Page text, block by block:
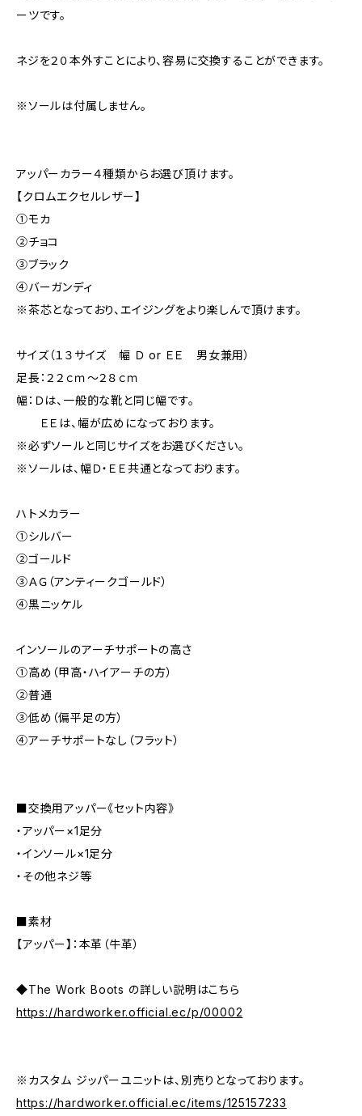
ーツです。
ネジを２０本外すことにより、容易に交換することができます。
※ソールは付属しません。
アッパーカラー４種類からお選び頂けます。
【クロムエクセルレザー】
①モカ
②チョコ
③ブラック
④バーガンディ
※茶芯となっており、エイジングをより楽しんで頂けます。
サイズ（１３サイズ 幅 Ｄ or ＥＥ 男女兼用）
足長：２２ｃｍ～２８ｃｍ
幅：Ｄは、一般的な靴と同じ幅です。
ＥＥは、幅が広めになっております。
※必ずソールと同じサイズをお選びください。
※ソールは、幅Ｄ・ＥＥ共通となっております。
ハトメカラー
①シルバー
②ゴールド
③ＡＧ（アンティークゴールド）
④黒ニッケル
インソールのアーチサポートの高さ
①高め（甲高・ハイアーチの方）
②普通
③低め（偏平足の方）
④アーチサポートなし（フラット）
■交換用アッパー《セット内容》
・アッパー×1足分
・インソール×1足分
・その他ネジ等
■素材
【アッパー】：本革（牛革）
◆The Work Boots の詳しい説明はこちら
https://hardworker.official.ec/p/00002
※カスタム ジッパーユニットは、別売りとなっております。
https://hardworker.official.ec/items/125157233